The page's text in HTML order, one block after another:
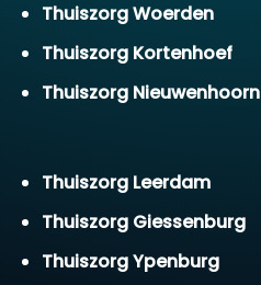
Thuiszorg Woerden
Thuiszorg Kortenhoef
Thuiszorg Nieuwenhoorn
Thuiszorg Leerdam
Thuiszorg Giessenburg
Thuiszorg Ypenburg